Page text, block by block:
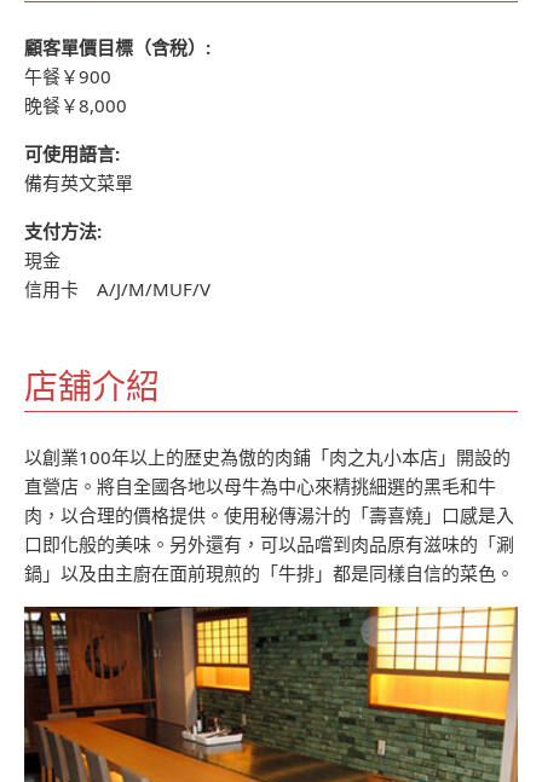
顧客單價目標（含稅）:
午餐￥900
晚餐￥8,000
可使用語言:
備有英文菜單
支付方法:
現金
信用卡 A/J/M/MUF/V
店舖介紹
以創業100年以上的歴史為傲的肉鋪「肉之丸小本店」開設的
直營店。將自全國各地以母牛為中心來精挑細選的黑毛和牛
肉，以合理的價格提供。使用秘傳湯汁的「壽喜燒」口感是入
口即化般的美味。另外還有，可以品嚐到肉品原有滋味的「涮
鍋」以及由主廚在面前現煎的「牛排」都是同樣自信的菜色。